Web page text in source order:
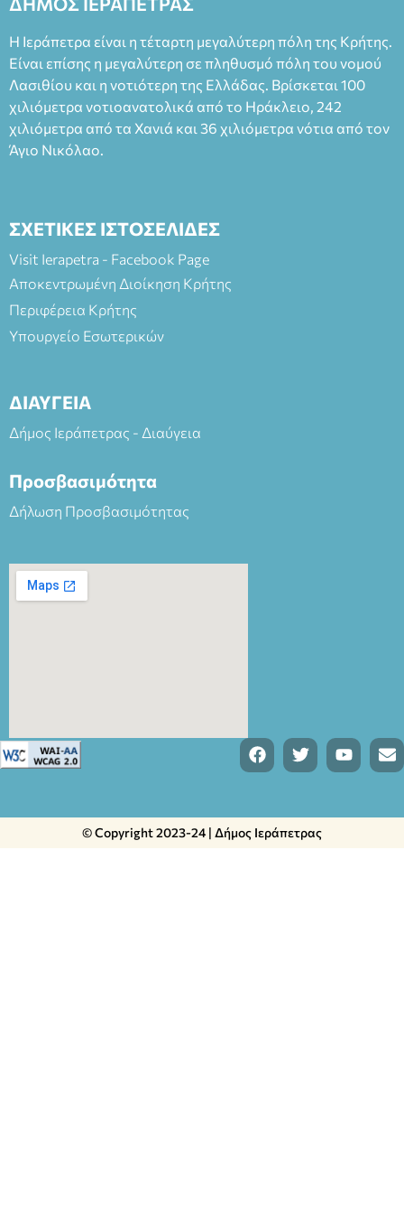
Φεδερίκο. Σκηνοθεσία: Βαγγέλης Θεοδωρόπουλος Είσοδος: :
άνω των 65 Προπώληση: Βιβλιοπωλείο Πάπυρος (Πλατεία
Πλαστήρα), E&G Mini market (Δημοκρατίας 39 Ιεράπετρα)
και στο more.com Χώρος: 3ο Γυμνάσιο Ιεράπετρας
(Είσοδος ΕΠΑ.Λ.) Έναρξη 21:15 Οργάνωση: ΚΝΩΣΟΣ
ΘΕΑΤΡΙΚΕΣ ΠΑΡΑΓΩΓΕΣ ΕΕ
Η Ιεράπετρα είναι η τέταρτη μεγαλύτερη πόλη της Κρήτης.
Είναι επίσης η μεγαλύτερη σε πληθυσμό πόλη του νομού
Λασιθίου και η νοτιότερη της Ελλάδας. Βρίσκεται 100
χιλιόμετρα νοτιοανατολικά από το Ηράκλειο, 242
χιλιόμετρα από τα Χανιά και 36 χιλιόμετρα νότια από τον
Άγιο Νικόλαο.
ΣΧΕΤΙΚΕΣ ΙΣΤΟΣΕΛΙΔΕΣ
Visit Ierapetra - Facebook Page
Αποκεντρωμένη Διοίκηση Κρήτης
Περιφέρεια Κρήτης
Υπουργείο Εσωτερικών
ΔΙΑΥΓΕΙΑ
Δήμος Ιεράπετρας - Διαύγεια
Προσβασιμότητα
Δήλωση Προσβασιμότητας
© Copyright 2023-24 | Δήμος Ιεράπετρας